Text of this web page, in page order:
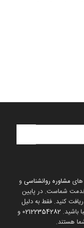
مشاوره روانشناسی و
شماست. در پایین
کنید. فقط به دلیل
باشید. 02122354282 و
هستند.